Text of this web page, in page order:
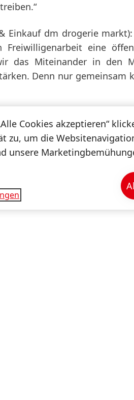
Einkauf dm drogerie
eine
das Miteinander in den
Denn nur gemeinsam
Get-together war eine
für Mode(HLM)
Professional-
Cookies akzeptieren“
zu, um die
unsere